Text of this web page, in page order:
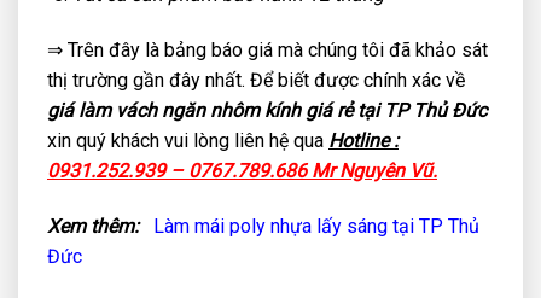
⇒ Trên đây là bảng báo giá mà chúng tôi đã khảo sát
thị trường gần đây nhất. Để biết được chính xác về
giá làm vách ngăn nhôm kính giá rẻ tại TP Thủ Đức
xin quý khách vui lòng liên hệ qua Hotline :
0931.252.939 – 0767.789.686 Mr Nguyên Vũ.
Xem thêm:
Làm mái poly nhựa lấy sáng tại TP Thủ
Đức